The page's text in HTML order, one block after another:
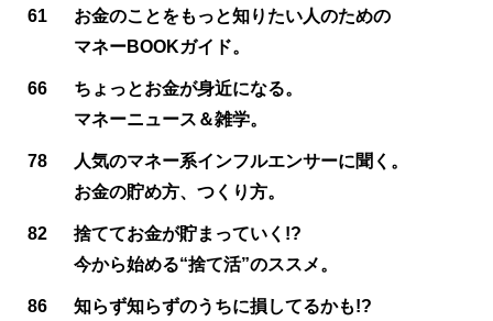
61
お金のことをもっと知りたい人のための
マネーBOOKガイド。
66
ちょっとお金が身近になる。
マネーニュース＆雑学。
78
人気のマネー系インフルエンサーに聞く。
お金の貯め方、つくり方。
82
捨ててお金が貯まっていく!?
今から始める“捨て活”のススメ。
86
知らず知らずのうちに損してるかも!?